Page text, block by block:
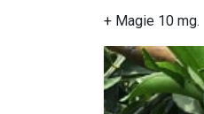
+ Magie 10 mg.